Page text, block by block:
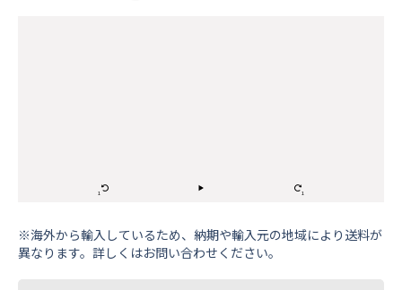
※海外から輸⼊しているため、納期や輸⼊元の地域により送料が
異なります。詳しくはお問い合わせください。